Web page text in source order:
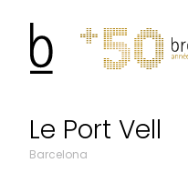
Le Port Vell
Barcelona